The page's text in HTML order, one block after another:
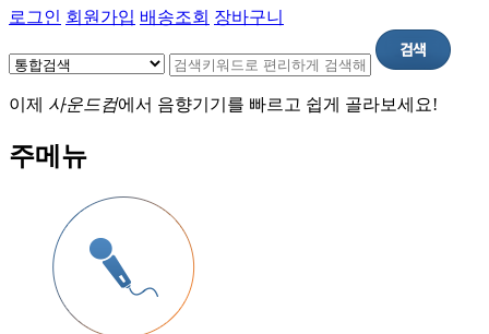
로그인 회원가입 배송조회 장바구니
이제 사운드컴에서 음향기기를 빠르고 쉽게 골라보세요!
주메뉴